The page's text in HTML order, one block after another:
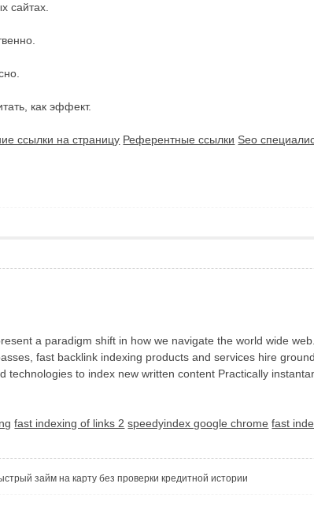
сайтах.
как эффект.
ссылки на страницу Референтные ссылки Seo
a paradigm shift in how we navigate the world wide
fast backlink indexing products and services hire
technologies to index new written content Practically
fast indexing of links 2 speedyindex google chrome fast
займ на карту без проверки кредитной истории